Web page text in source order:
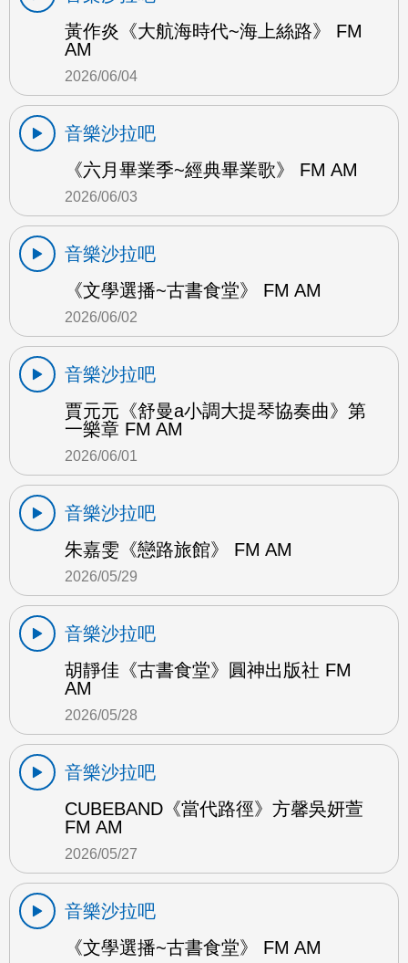
黃作炎《大航海時代~海上絲路》 FM
AM
2026/06/04
音樂沙拉吧
《六月畢業季~經典畢業歌》 FM AM
2026/06/03
音樂沙拉吧
《文學選播~古書食堂》 FM AM
2026/06/02
音樂沙拉吧
賈元元《舒曼a小調大提琴協奏曲》第
一樂章 FM AM
2026/06/01
音樂沙拉吧
朱嘉雯《戀路旅館》 FM AM
2026/05/29
音樂沙拉吧
胡靜佳《古書食堂》圓神出版社 FM
AM
2026/05/28
音樂沙拉吧
CUBEBAND《當代路徑》方馨吳妍萱
FM AM
2026/05/27
音樂沙拉吧
《文學選播~古書食堂》 FM AM